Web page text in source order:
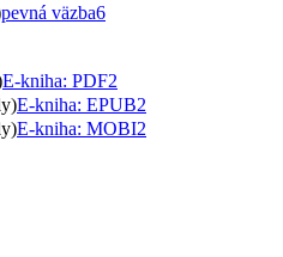
pevná väzba6
E-kniha: PDF2
E-kniha: EPUB2
E-kniha: MOBI2